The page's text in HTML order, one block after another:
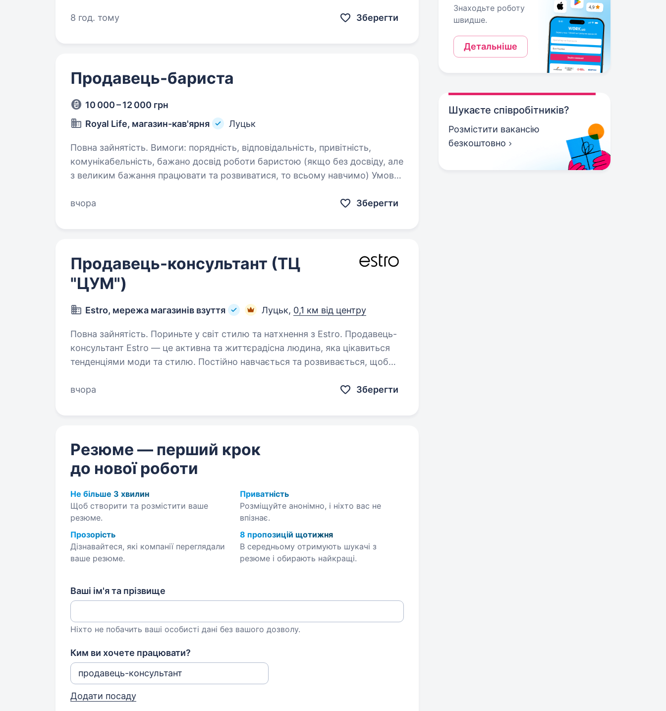
сервіс…
8 год. тому Зберегти
Продавець-бариста
10 000 – 12 000 грн
Royal Life, магазин-кав'ярня
Луцьк
Повна зайнятість. Вимоги: порядність, відповідальність, привітність,
комунікабельність, бажано досвід роботи баристою (якщо без досвіду, але
з великим бажання працювати та розвиватися, то всьому навчимо) Умови
вчора
Зберегти
Продавець-консультант (ТЦ
"ЦУМ")
Estro, мережа магазинів взуття Луцьк, 0,1 км від центру
Повна зайнятість. Пориньте у світ стилю та натхнення з Estro. Продавець-
консультант Estro — це активна та життєрадісна людина, яка цікавиться
тенденціями моди та стилю. Постійно навчається та розвивається, щоб
вчора
Зберегти
Резюме — перший крок
до нової роботи
Не більше 3 хвилин
Щоб створити та розмістити ваше
резюме.
Приватність
Розміщуйте анонімно, і ніхто вас не
впізнає.
Прозорість
Дізнавайтеся, які компанії переглядали
ваше резюме.
8 пропозицій щотижня
В середньому отримують шукачі з
резюме і обирають найкращі.
Ваші ім'я та прізвище
Ніхто не побачить ваші особисті дані без вашого дозволу.
Ким ви хочете працювати?
Додати посаду
Знаходьте роботу
швидше.
Детальніше
Шукаєте співробітників?
Розмістити вакансію
безкоштовно